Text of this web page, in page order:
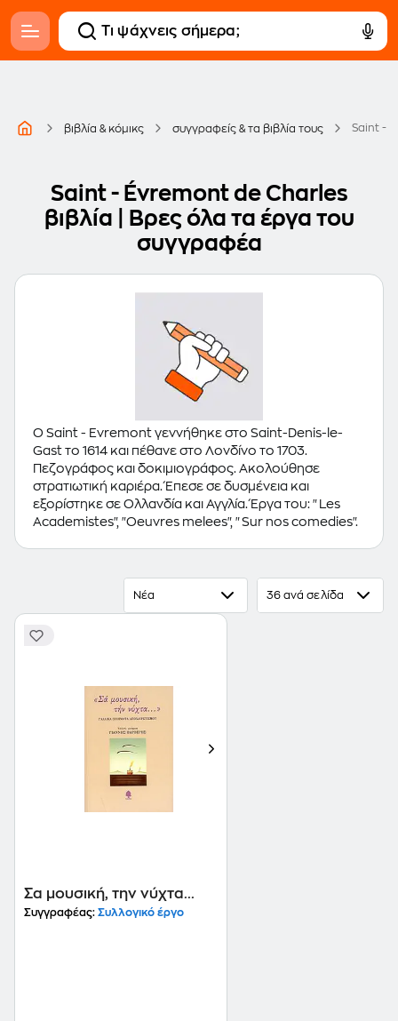
βιβλία & κόμικς συγγραφείς & τα βιβλία τους Saint -
Saint - Évremont de Charles
βιβλία | Βρες όλα τα έργα του
συγγραφέα
O Saint - Evremont γεννήθηκε στο Saint-Denis-le-
Gast το 1614 και πέθανε στο Λονδίνο το 1703.
Πεζογράφος και δοκιμιογράφος. Ακολούθησε
στρατιωτική καριέρα. Έπεσε σε δυσμένεια και
εξορίστηκε σε Ολλανδία και Αγγλία. Έργα του: "Les
Academistes", "Oeuvres melees", "Sur nos comedies".
Νέα 36 ανά σελίδα
Σα μουσική, την νύχτα...
Συγγραφέας: Συλλογικό έργο